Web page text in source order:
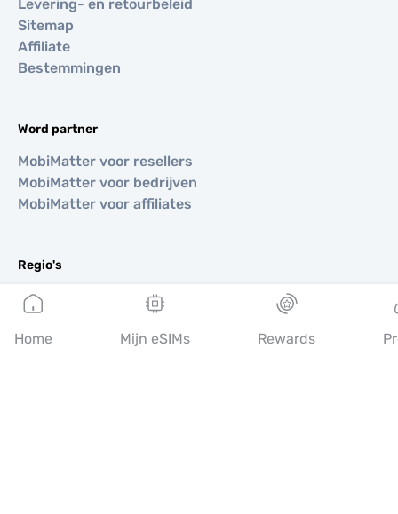
Levering- en retourbeleid
Sitemap
Affiliate
Bestemmingen
Word partner
MobiMatter voor resellers
MobiMatter voor bedrijven
MobiMatter voor affiliates
Regio's
eSIM voor Europa
eSIM voor Azië
eSIM voor Amerika
Home Mijn eSIMs Rewards